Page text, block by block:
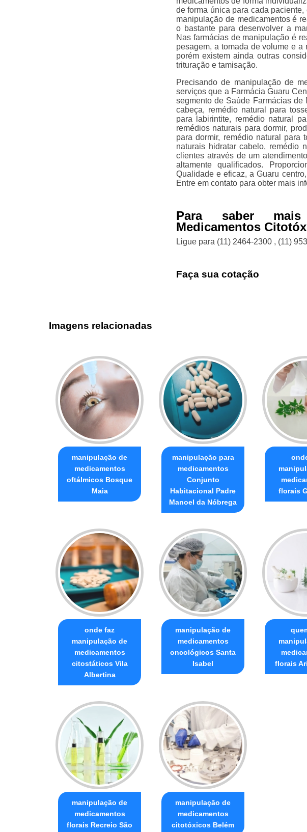
de forma única para cada
manipulação de medicamentos é
o bastante para desenvolver a
Nas farmácias de manipulação é
pesagem, a tomada de volume e
porém existem ainda outras
trituração e tamisação.
Precisando de manipulação de
serviços que a Farmácia Guaru
segmento de Saúde Farmácias
cabeça, remédio natural para
para labirintite, remédio natural
remédios naturais para dormir,
para dormir, remédio natural para
naturais hidratar cabelo, remédio
clientes através de um
altamente qualificados.
Qualidade e eficaz, a Guaru
Entre em contato para obter mais
Para saber
Medicamentos
Ligue para (11) 2464-2300 , (11)
Faça sua cotação
Imagens relacionadas
manipulação de
medicamentos
oftálmicos Bosque
Maia
manipulação para
medicamentos
Conjunto
Habitacional Padre
Manoel da Nóbrega
florais
onde faz
manipulação de
medicamentos
citostáticos Vila
Albertina
manipulação de
medicamentos
oncológicos Santa
Isabel
florais
manipulação de
medicamentos
florais Recreio São
manipulação de
medicamentos
citotóxicos Belém